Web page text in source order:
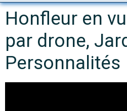
Honfleur en
par drone,
Personnalités